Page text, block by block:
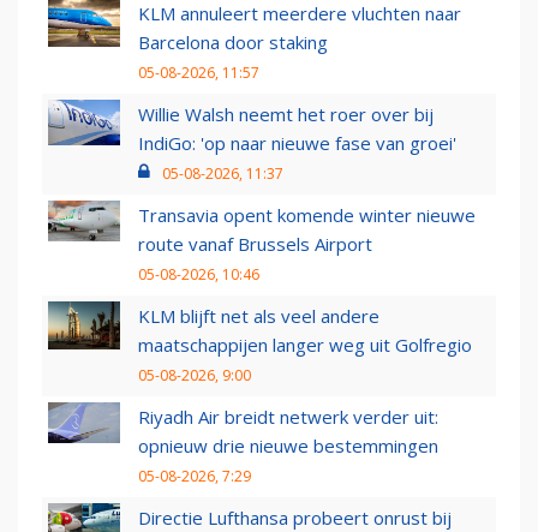
KLM annuleert meerdere vluchten naar
Barcelona door staking
05-08-2026, 11:57
Willie Walsh neemt het roer over bij
IndiGo: 'op naar nieuwe fase van groei'
05-08-2026, 11:37
Transavia opent komende winter nieuwe
route vanaf Brussels Airport
05-08-2026, 10:46
KLM blijft net als veel andere
maatschappijen langer weg uit Golfregio
05-08-2026, 9:00
Riyadh Air breidt netwerk verder uit:
opnieuw drie nieuwe bestemmingen
05-08-2026, 7:29
Directie Lufthansa probeert onrust bij